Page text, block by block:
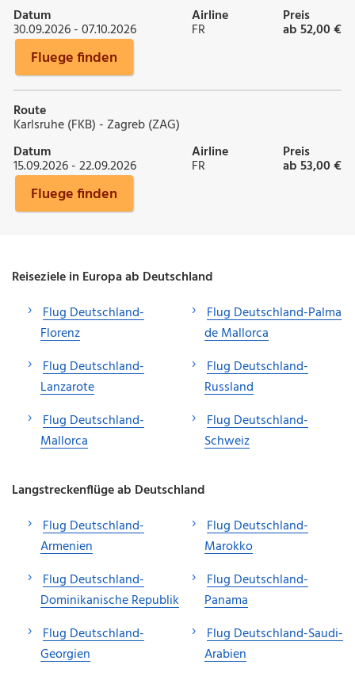
Datum
30.09.2026 - 07.10.2026
Airline
FR
Preis
ab 52,00 €
Fluege finden
Route
Karlsruhe (FKB) - Zagreb (ZAG)
Datum
15.09.2026 - 22.09.2026
Airline
FR
Preis
ab 53,00 €
Fluege finden
Reiseziele in Europa ab Deutschland
Flug Deutschland-
Florenz
Flug Deutschland-
Lanzarote
Flug Deutschland-
Mallorca
Flug Deutschland-Palma
de Mallorca
Flug Deutschland-
Russland
Flug Deutschland-
Schweiz
Langstreckenflüge ab Deutschland
Flug Deutschland-
Armenien
Flug Deutschland-
Dominikanische Republik
Flug Deutschland-
Georgien
Flug Deutschland-
Marokko
Flug Deutschland-
Panama
Flug Deutschland-Saudi-
Arabien